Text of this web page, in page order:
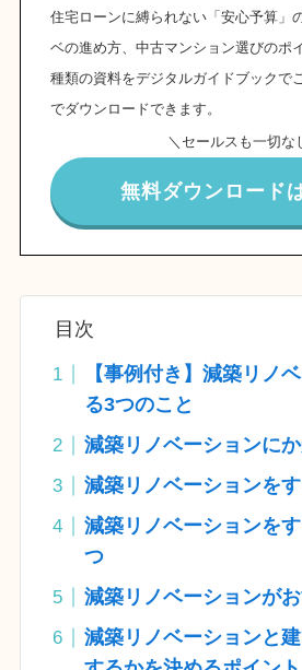
住宅ローンに縛られない「安心予算」
ベの進め方、中古マンション選びのポ
種類の資料をデジタルガイドブックで
でダウンロードできます。
＼セールスも一切な
無料ダウンロード
目次
【事例付き】減築リノ
る3つのこと
減築リノベーションに
減築リノベーションを
減築リノベーションを
つ
減築リノベーションが
減築リノベーションと